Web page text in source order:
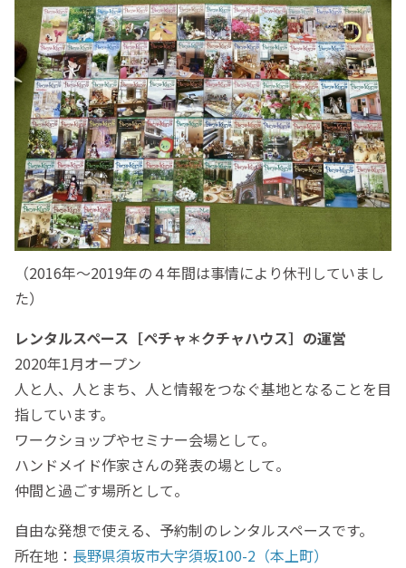
（2016年〜2019年の４年間は事情により休刊していまし
た）
レンタルスペース［ペチャ＊クチャハウス］の運営
2020年1月オープン
人と人、人とまち、人と情報をつなぐ基地となることを目
指しています。
ワークショップやセミナー会場として。
ハンドメイド作家さんの発表の場として。
仲間と過ごす場所として。
自由な発想で使える、予約制のレンタルスペースです。
所在地： 長野県須坂市大字須坂100-2（本上町）